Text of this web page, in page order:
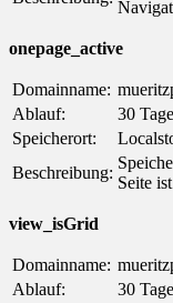
onepage_active
Domainname:
Ablauf:
30 Tage
Speicherort:
Beschreibung:
Seite
view_isGrid
Domainname:
Ablauf:
30 Tage